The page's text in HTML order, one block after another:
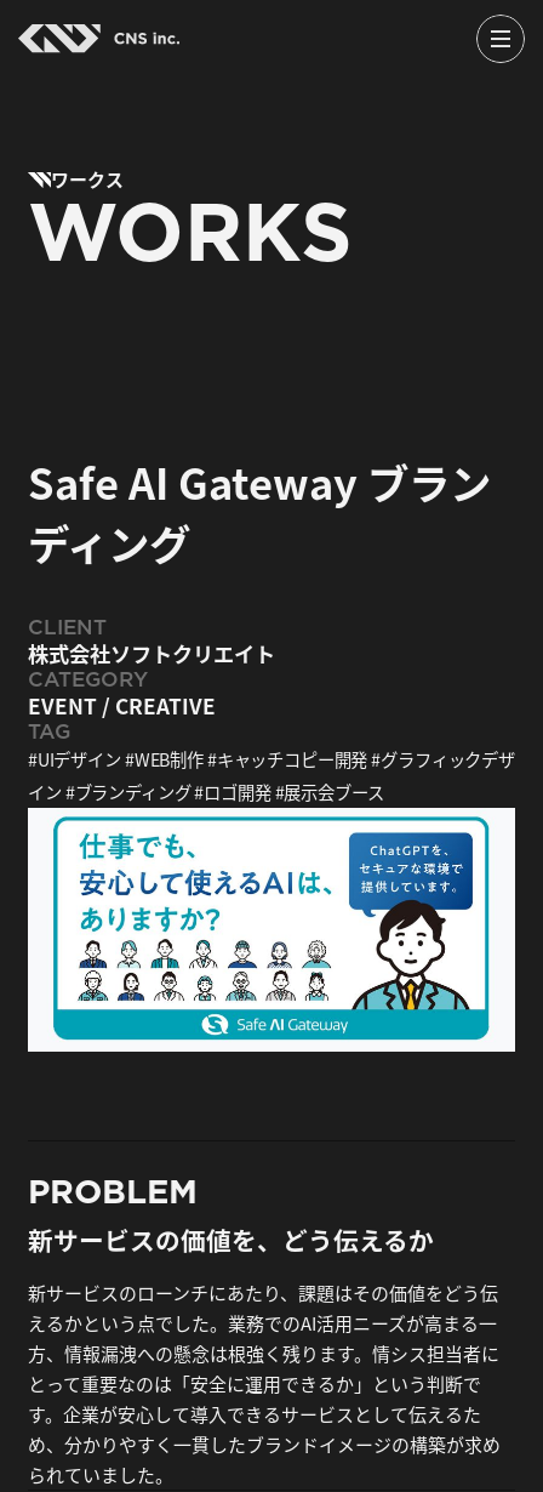
ワークス
WORKS
Safe AI Gateway ブラン
ディング
CLIENT
株式会社ソフトクリエイト
CATEGORY
EVENT/ CREATIVE
TAG
UIデザイン WEB制作 キャッチコピー開発 グラフィックデザ
イン ブランディング ロゴ開発 展示会ブース
PROBLEM
新サービスの価値を、どう伝えるか
新サービスのローンチにあたり、課題はその価値をどう伝
えるかという点でした。業務でのAI活用ニーズが高まる一
方、情報漏洩への懸念は根強く残ります。情シス担当者に
とって重要なのは「安全に運用できるか」という判断で
す。企業が安心して導入できるサービスとして伝えるた
め、分かりやすく一貫したブランドイメージの構築が求め
られていました。